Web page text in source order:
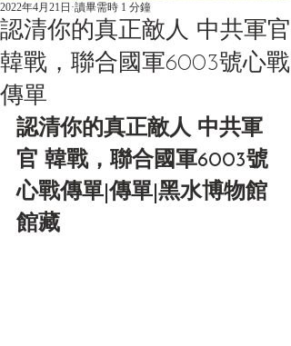
認清你的真正敵人 中共軍官
韓戰，聯合國軍6003號心戰
傳單
2022年4月21日 讀畢需時 1 分鐘
認清你的真正敵人 中共軍
官 韓戰，聯合國軍6003號
心戰傳單|傳單|黑水博物館
館藏